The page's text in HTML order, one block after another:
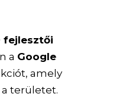
fejlesztői
a Google
amely
területet.